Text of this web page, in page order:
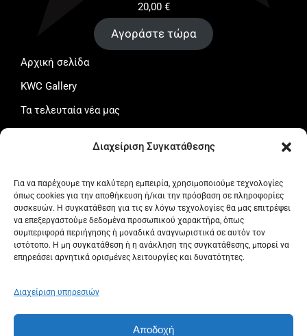
Διαχείριση Συγκατάθεσης
Για να παρέχουμε την καλύτερη εμπειρία, χρησιμοποιούμε τεχνολογίες
όπως cookies για την αποθήκευση ή/και την πρόσβαση σε πληροφορίες
συσκευών. Η συγκατάθεση για τις εν λόγω τεχνολογίες θα μας επιτρέψει
να επεξεργαστούμε δεδομένα προσωπικού χαρακτήρα, όπως
συμπεριφορά περιήγησης ή μοναδικά αναγνωριστικά σε αυτόν τον
ιστότοπο. Η μη συγκατάθεση ή η ανάκληση της συγκατάθεσης, μπορεί να
επηρεάσει αρνητικά ορισμένες λειτουργίες και δυνατότητες.
Διαχείριση υπηρεσιών
Αποδοχή
20,00 €
Αγοράστε τώρα
Αρχική σελίδα
KWC Gallery
Τα τελευταία νέα μας
Ο λογαριασμός μου
Όροι και προϋποθέσεις
Πολιτική Απορρήτου
Πολιτική επιστροφών